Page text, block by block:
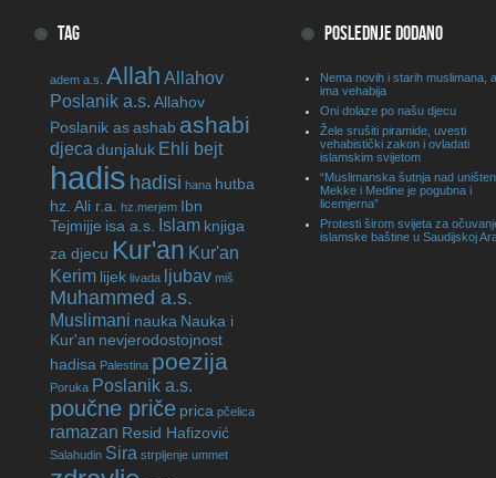
TAG
adem a.s. Allah Allahov
Poslanik a.s. Allahov
Poslanik asashab ashabi
djeca dunjaluk Ehli bejt
hadis hadisi hana hutba
hz. Ali r.a.
hz.merjem Ibn
Tejmijje isa a.s. Islam knjiga
za djecu Kur'an Kur'an
Kerim lijek livada ljubav miš
Muhammed a.s.
Muslimani nauka Nauka i
Kur'an nevjerodostojnost
hadisa Palestina poezija
Poruka Poslanik a.s.
poučne priče prica pčelica
ramazan Resid Hafizović
Salahudin Sira strpljenje ummet
POSLEDNJE DODANO
Nema novih i starih muslimana,
ima vehabija
Oni dolaze po našu djecu
Žele srušiti piramide, uvesti
vehabistički zakon i ovladati
islamskim svijetom
“Muslimanska šutnja nad
Mekke i Medine je pogubna i
licemjerna”
Protesti širom svijeta za
islamske baštine u Saudijskoj